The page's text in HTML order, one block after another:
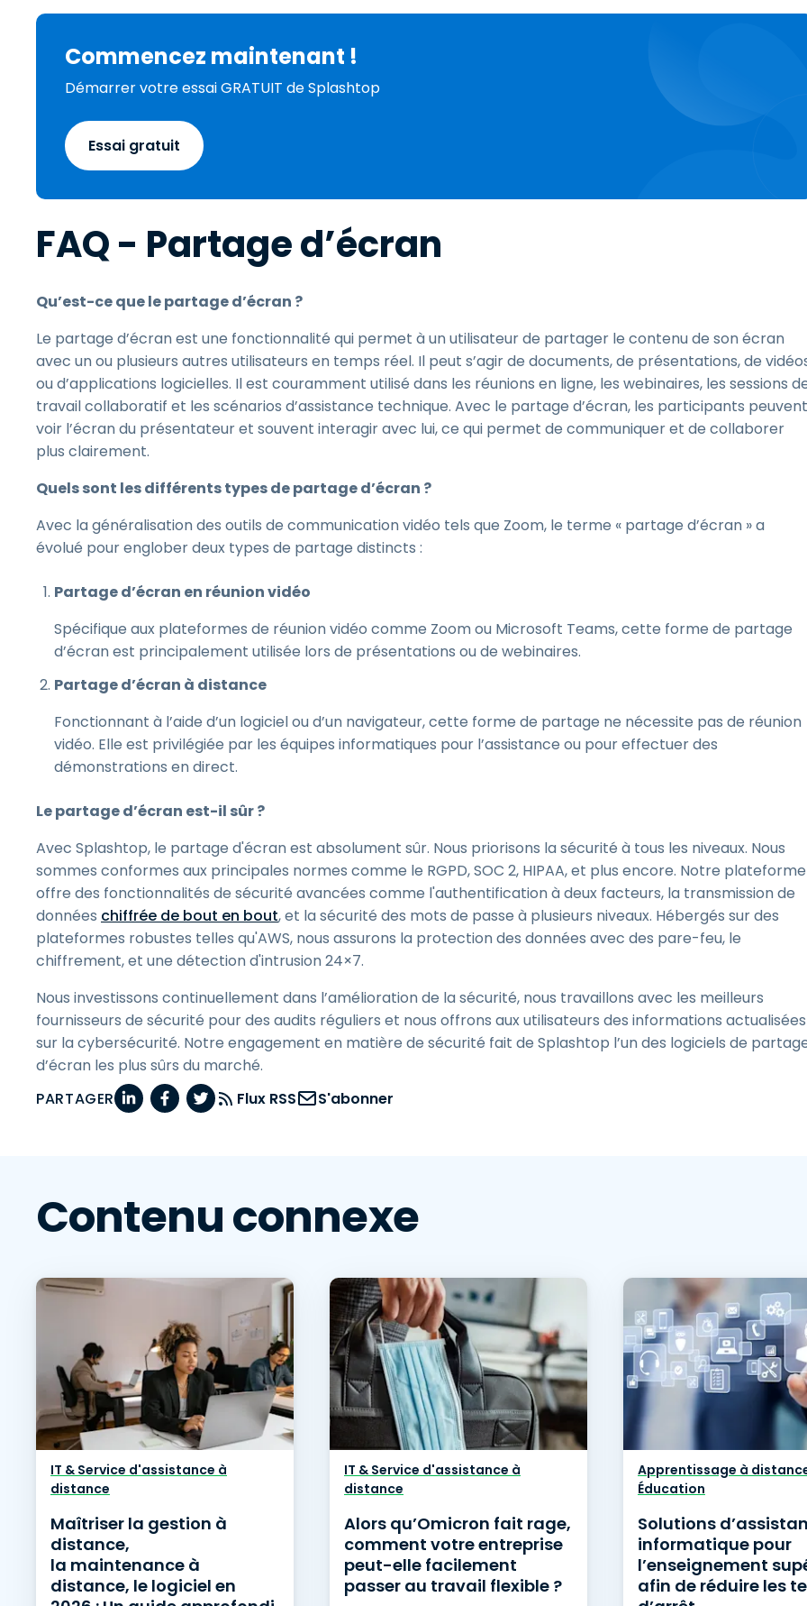
Commencez maintenant !
Démarrer votre essai GRATUIT de Splashtop
Essai gratuit
FAQ - Partage d’écran
Qu’est-ce que le partage d’écran ?
Le partage d’écran est une fonctionnalité qui permet à un utilisateur de partager le contenu de son écran
avec un ou plusieurs autres utilisateurs en temps réel. Il peut s’agir de documents, de présentations, de
ou d’applications logicielles. Il est couramment utilisé dans les réunions en ligne, les webinaires, les sessions
travail collaboratif et les scénarios d’assistance technique. Avec le partage d’écran, les participants peuvent
voir l’écran du présentateur et souvent interagir avec lui, ce qui permet de communiquer et de collaborer
plus clairement.
Quels sont les différents types de partage d’écran ?
Avec la généralisation des outils de communication vidéo tels que Zoom, le terme « partage d’écran » a
évolué pour englober deux types de partage distincts :
Partage d’écran en réunion vidéo
Spécifique aux plateformes de réunion vidéo comme Zoom ou Microsoft Teams, cette forme de partage
d’écran est principalement utilisée lors de présentations ou de webinaires.
Partage d’écran à distance
Fonctionnant à l’aide d’un logiciel ou d’un navigateur, cette forme de partage ne nécessite pas de réunion
vidéo. Elle est privilégiée par les équipes informatiques pour l’assistance ou pour effectuer des
démonstrations en direct.
Le partage d’écran est-il sûr ?
Avec Splashtop, le partage d'écran est absolument sûr. Nous priorisons la sécurité à tous les niveaux. Nous
sommes conformes aux principales normes comme le RGPD, SOC 2, HIPAA, et plus encore. Notre plateforme
offre des fonctionnalités de sécurité avancées comme l'authentification à deux facteurs, la transmission de
données chiffrée de bout en bout, et la sécurité des mots de passe à plusieurs niveaux. Hébergés sur des
plateformes robustes telles qu'AWS, nous assurons la protection des données avec des pare-feu, le
chiffrement, et une détection d'intrusion 24×7.
Nous investissons continuellement dans l’amélioration de la sécurité, nous travaillons avec les meilleurs
fournisseurs de sécurité pour des audits réguliers et nous offrons aux utilisateurs des informations actualisées
sur la cybersécurité. Notre engagement en matière de sécurité fait de Splashtop l’un des logiciels de
d’écran les plus sûrs du marché.
PARTAGER
Flux RSS S'abonner
Contenu connexe
IT & Service d'assistance à
distance
Maîtriser la gestion à
distance,
la maintenance à
distance, le logiciel en
IT & Service d'assistance à
distance
Alors qu’Omicron fait rage,
comment votre entreprise
peut-elle facilement
passer au travail flexible ?
Apprentissage à
Éducation
Solutions
informatique pour
l’enseignement
afin de réduire les